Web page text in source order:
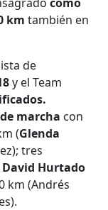
kmtambién en
de
y el Team
marcha con
(Glenda
tres
David Hurtado
km (Andrés